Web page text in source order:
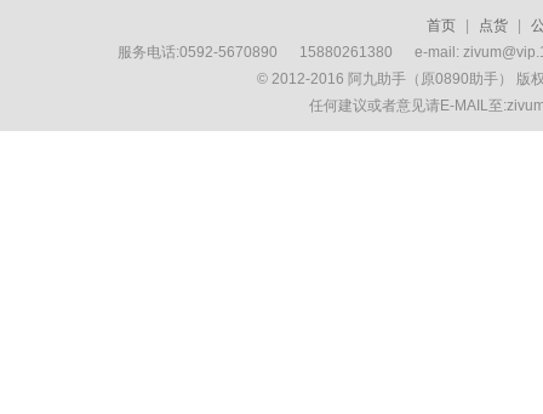
首页 点货
服务电话:0592-5670890 15880261380 e-mail:
© 2012-2016 阿九助手（原0890助手） 版
任何建议或者意见请E-MAIL至